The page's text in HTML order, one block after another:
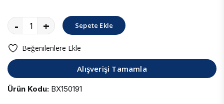
- + Sepete Ekle
Beğenilenlere Ekle
Alışverişi Tamamla
Ürün Kodu: BX150191